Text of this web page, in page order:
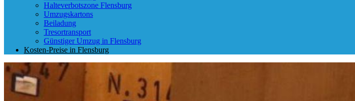
Halteverbotszone Flensburg
Umzugskartons
Beiladung
Tresortransport
Günstiger Umzug in Flensburg
Kosten-Preise in Flensburg